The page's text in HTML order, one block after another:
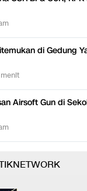
di Gedung
Airsoft Gun di